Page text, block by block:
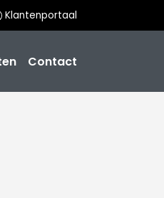
Klantenportaal
Contact